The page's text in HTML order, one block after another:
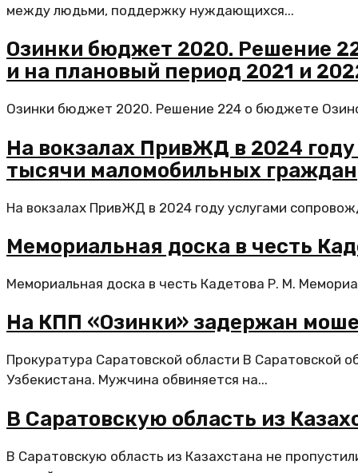
между людьми, поддержку нуждающихся...
Озинки бюджет 2020. Решение
и на плановый период 2021 и
Озинки бюджет 2020. Решение 224 о бюджете
На вокзалах ПривЖД в 2024
тысячи маломобильных граждан
На вокзалах ПривЖД в 2024 году услугами
Мемориальная доска в честь
Мемориальная доска в честь Кадетова Р. М.
На КПП «Озинки» задержан
Прокуратура Саратовской области В Саратовской
Узбекистана. Мужчина обвиняется на...
В Саратовскую область из
В Саратовскую область из Казахстана не